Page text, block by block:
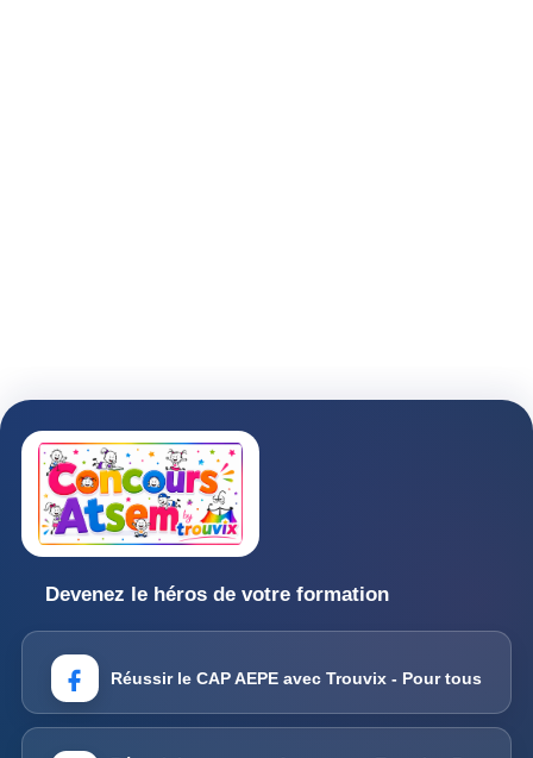
Devenez le héros de votre formation
Réussir le CAP AEPE avec Trouvix - Pour tous